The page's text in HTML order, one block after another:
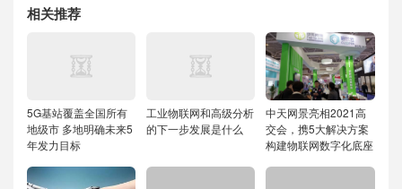
相关推荐
5G基站覆盖全国所有
地级市 多地明确未来5
年发力目标
工业物联网和高级分析
的下一步发展是什么
中天网景亮相2021高
交会，携5大解决方案
构建物联网数字化底座